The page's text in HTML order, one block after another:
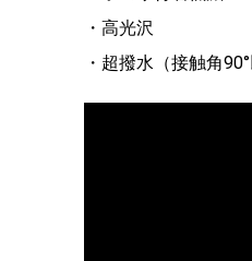
・高光沢
・超撥水（接触角90°